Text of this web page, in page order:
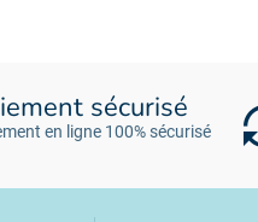
sécurisé
en ligne 100% sécurisé